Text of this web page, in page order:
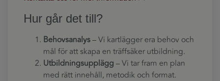
Hur går det till?
Behovsanalys– Vi kartlägger era behov och
mål för att skapa en träffsäker utbildning.
Utbildningsupplägg – Vi tar fram en plan
med rätt innehåll, metodik och format.